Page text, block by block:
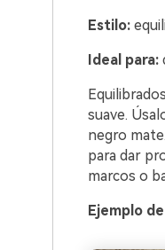
Estilo:
Ideal para:
suave.
negro
para dar
marcos o
Ejemplo